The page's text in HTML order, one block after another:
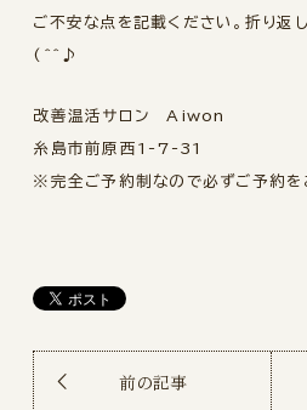
ご不安な点を記載ください。折り返
(^^♪
改善温活サロン Aiwon
糸島市前原西1-7-31
※完全ご予約制なので必ずご予約を
前の記事